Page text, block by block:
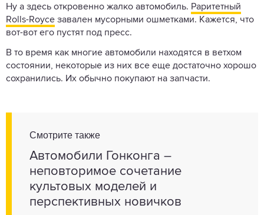
Ну а здесь откровенно жалко автомобиль. Раритетный
Rolls-Royce завален мусорными ошметками. Кажется, что
вот-вот его пустят под пресс.
В то время как многие автомобили находятся в ветхом
состоянии, некоторые из них все еще достаточно хорошо
сохранились. Их обычно покупают на запчасти.
Смотрите также
Автомобили Гонконга –
неповторимое сочетание
культовых моделей и
перспективных новичков